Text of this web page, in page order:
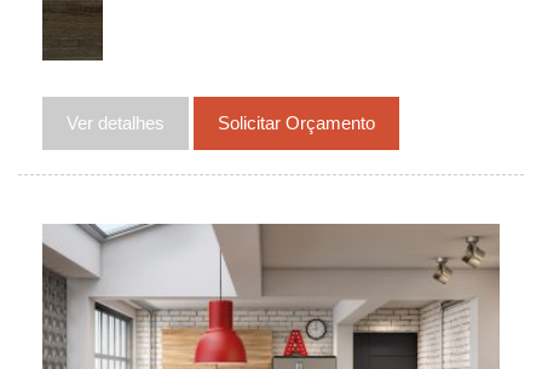
Ver detalhes Solicitar Orçamento